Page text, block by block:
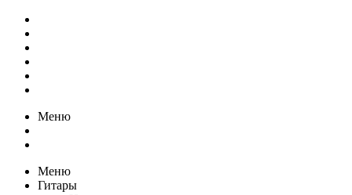
Меню
Меню
Гитары